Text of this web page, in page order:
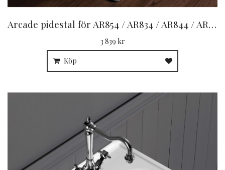
Arcade pidestal för AR854 / AR834 / AR844 / AR854
3 839 kr
Köp